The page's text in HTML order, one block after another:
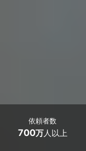
依頼者数
700万人以上